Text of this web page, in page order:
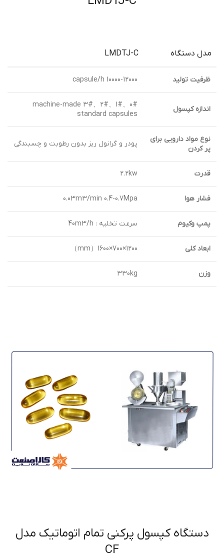
مدل دستگاه LMDTJ-C
ظرفیت تولید 10000-12000 capsule/h
اندازه کپسول
0#、1#、2#、3# machine-made
standard capsules
نوع مواد دارویی برای
پر کردن
پودر و گرانول ریز بدون رطوبت و چسبندگی
قدرت 2.2kw
فشار هوا 0.03m3/min 0.4-0.7Mpa
پمپ وکیوم سرعت تخلیه : 40m3/h
ابعاد کلی 1200×700×1600（mm）
وزن 330kg
دستگاه کپسول پرکني تمام اتوماتيک مدل
CF